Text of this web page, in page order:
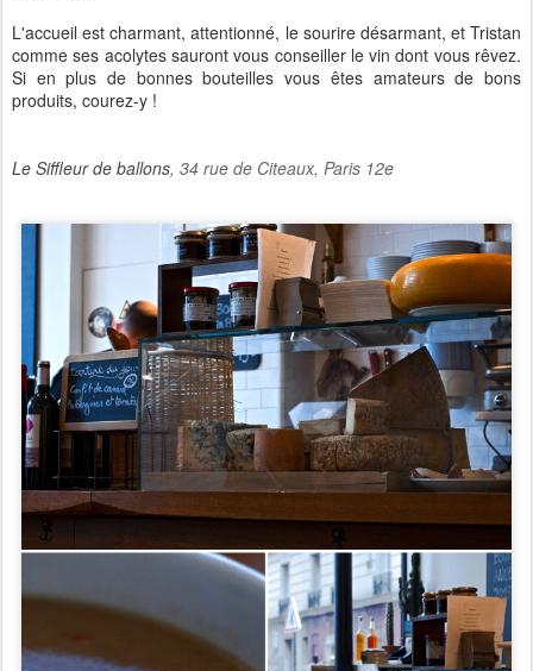
L'accueil est charmant, attentionné, le sourire désarmant, et Tristan
comme ses acolytes sauront vous conseiller le vin dont vous rêvez.
Si en plus de bonnes bouteilles vous êtes amateurs de bons
produits, courez-y !
Le Siffleur de ballons, 34 rue de Citeaux, Paris 12e